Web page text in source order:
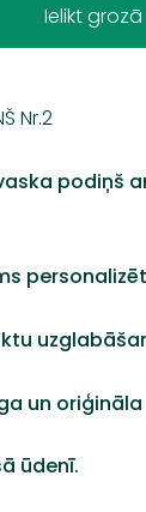
Ielikt grozā
Nr.2
podiņš
un
ūdenī.